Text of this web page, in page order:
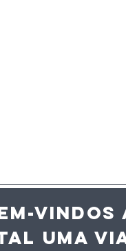
VINDOS
UMA